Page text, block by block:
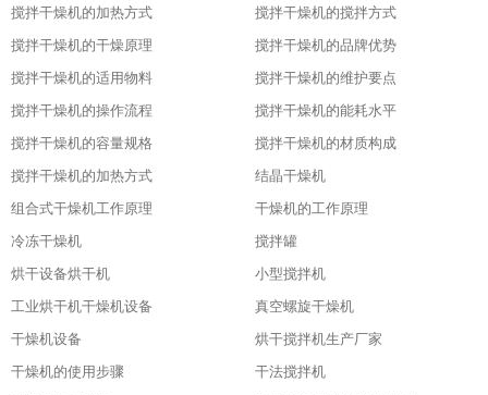
搅拌干燥机的加热方式
搅拌干燥机的搅拌方式
搅拌干燥机的干燥原理
搅拌干燥机的品牌优势
搅拌干燥机的适用物料
搅拌干燥机的维护要点
搅拌干燥机的操作流程
搅拌干燥机的能耗水平
搅拌干燥机的容量规格
搅拌干燥机的材质构成
搅拌干燥机的加热方式
结晶干燥机
组合式干燥机工作原理
干燥机的工作原理
冷冻干燥机
搅拌罐
烘干设备烘干机
小型搅拌机
工业烘干机干燥机设备
真空螺旋干燥机
干燥机设备
烘干搅拌机生产厂家
干燥机的使用步骤
干法搅拌机